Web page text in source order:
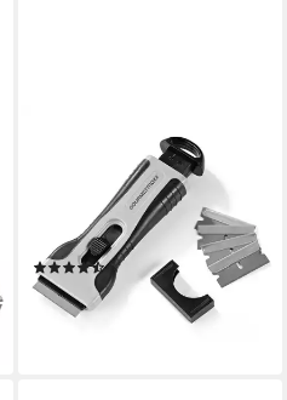
Glasschaber Kochfeldschaber
13x5x2cm schwarz/grau
Kochfeldschaber Ideal für alle
glatten Oberflächen
(6)
10,19 € UVP 14,99 €
-32%